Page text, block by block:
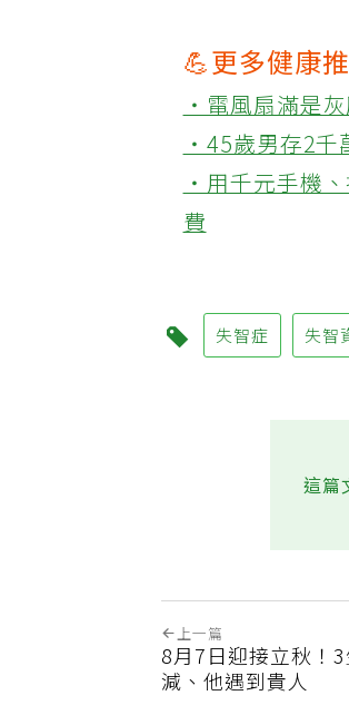
💪更多健康
‧電風扇滿是灰
‧45歲男存2千
‧用千元手機、
費
失智症 失智
這篇
上一篇
8月7日迎接立秋！
減、他遇到貴人